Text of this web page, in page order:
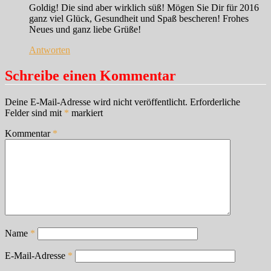
Goldig! Die sind aber wirklich süß! Mögen Sie Dir für 2016
ganz viel Glück, Gesundheit und Spaß bescheren! Frohes
Neues und ganz liebe Grüße!
Antworten
Schreibe einen Kommentar
Deine E-Mail-Adresse wird nicht veröffentlicht. Erforderliche
Felder sind mit * markiert
Kommentar *
Name *
E-Mail-Adresse *